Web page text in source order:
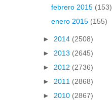
febrero 2015 (153)
enero 2015 (155)
► 2014 (2508)
► 2013 (2645)
► 2012 (2736)
► 2011 (2868)
► 2010 (2867)